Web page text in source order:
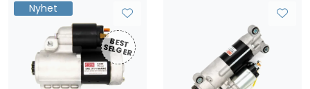
Nyhet
BEST
SELG
ER